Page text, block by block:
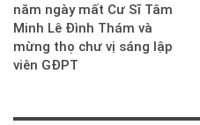
năm ngày mất Cư Sĩ Tâm
Minh Lê Đình Thám và
mừng thọ chư vị sáng lập
viên GĐPT